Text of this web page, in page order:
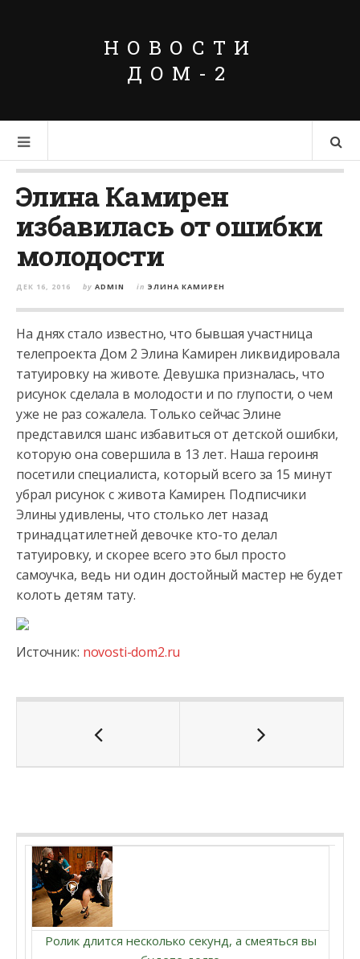
НОВОСТИ
ДОМ-2
Элина Камирен
избавилась от ошибки
молодости
ДЕК 16, 2016 by ADMIN in ЭЛИНА КАМИРЕН
На днях стало известно, что бывшая участница
телепроекта Дом 2 Элина Камирен ликвидировала
татуировку на животе. Девушка призналась, что
рисунок сделала в молодости и по глупости, о чем
уже не раз сожалела. Только сейчас Элине
представился шанс избавиться от детской ошибки,
которую она совершила в 13 лет. Наша героиня
посетили специалиста, который всего за 15 минут
убрал рисунок с живота Камирен. Подписчики
Элины удивлены, что столько лет назад
тринадцатилетней девочке кто-то делал
татуировку, и скорее всего это был просто
самоучка, ведь ни один достойный мастер не будет
колоть детям тату.
Источник: novosti-dom2.ru
Ролик длится несколько секунд, а смеяться вы